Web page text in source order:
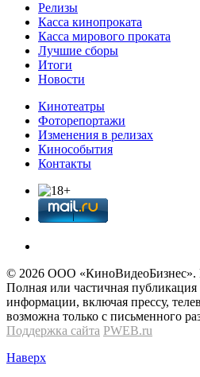
Релизы
Касса кинопроката
Касса мирового проката
Лучшие сборы
Итоги
Новости
Кинотеатры
Фоторепортажи
Изменения в релизах
Кинособытия
Контакты
© 2026 OOО «КиноВидеоБизнес».
Полная или частичная публикация
информации, включая прессу,
возможна только с письменного
Поддержка сайта PWEB.ru
Наверх